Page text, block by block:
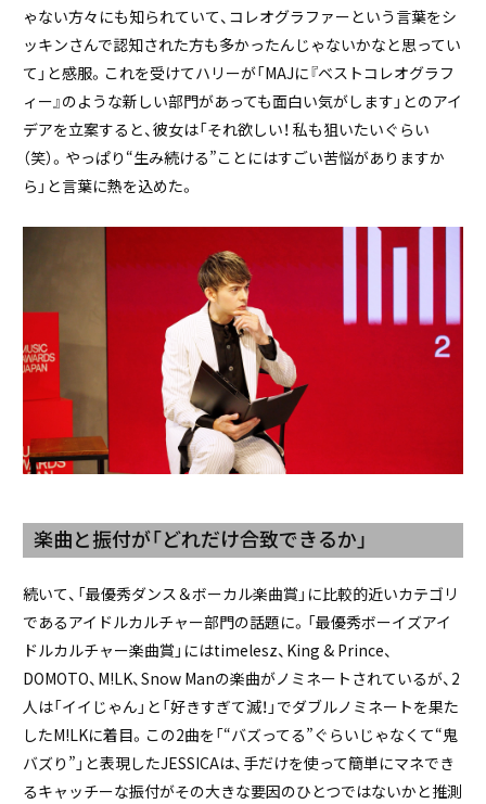
ゃない方々にも知られていて、コレオグラファーという言葉をシ
ッキンさんで認知された方も多かったんじゃないかなと思ってい
て」と感服。これを受けてハリーが「MAJに『ベストコレオグラフ
ィー』のような新しい部門があっても面白い気がします」とのアイ
デアを立案すると、彼女は「それ欲しい！ 私も狙いたいぐらい
（笑）。やっぱり“生み続ける”ことにはすごい苦悩がありますか
ら」と言葉に熱を込めた。
楽曲と振付が「どれだけ合致できるか」
続いて、「最優秀ダンス＆ボーカル楽曲賞」に比較的近いカテゴリ
であるアイドルカルチャー部門の話題に。「最優秀ボーイズアイ
ドルカルチャー楽曲賞」にはtimelesz、King & Prince、
DOMOTO、M!LK、Snow Manの楽曲がノミネートされているが、2
人は「イイじゃん」と「好きすぎて滅！」でダブルノミネートを果た
したM!LKに着目。この2曲を「“バズってる”ぐらいじゃなくて“鬼
バズり”」と表現したJESSICAは、手だけを使って簡単にマネでき
るキャッチーな振付がその大きな要因のひとつではないかと推測